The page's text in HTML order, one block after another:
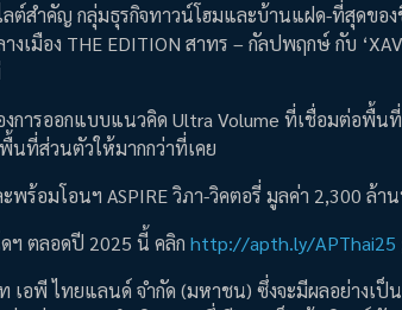
ลต์สำคัญ กลุ่มธุรกิจทาวน์โฮมและบ้านแฝด-ที่สุดขอ
เมือง THE EDITION สาทร – กัลปพฤกษ์ กับ
งการออกแบบแนวคิด Ultra Volume ที่เชื่อมต่อพื้น
นที่ส่วนตัวให้มากกว่าที่เคย
ร้อมโอนฯ ASPIRE วิภา-วิคตอรี่ มูลค่า 2,300 ล้า
ฯ ตลอดปี 2025 นี้ คลิก http://apth.ly/APThai25
พี ไทยแลนด์ จำกัด (มหาชน) ซึ่งจะมีผลอย่างเป็น